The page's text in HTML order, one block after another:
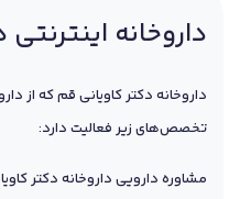
داروخانه
داروخانه دکتر کاویانی قم که از
تخصص‌های زیر فعالیت دارد:
مشاوره دارویی داروخانه دکتر